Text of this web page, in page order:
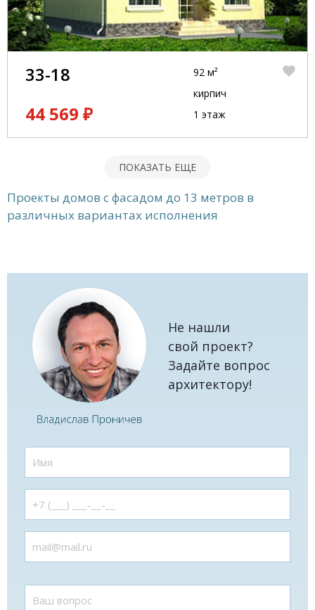
33-18
44 569 ₽
92 м²
кирпич
1 этаж
ПОКАЗАТЬ ЕЩЕ
Проекты домов с фасадом до 13 метров в
различных вариантах исполнения
Не нашли
свой проект?
Задайте вопрос
архитектору!